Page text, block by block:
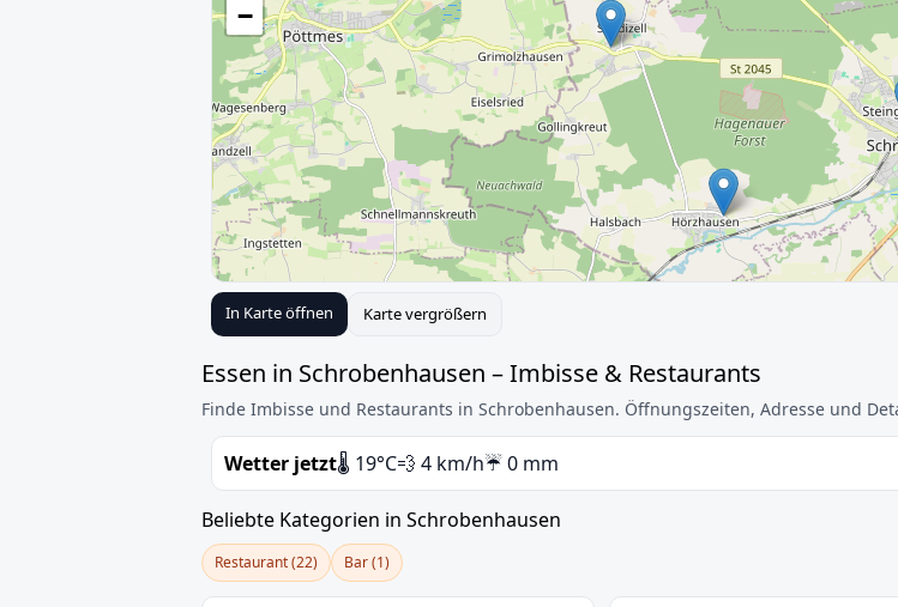
−
In Karte öffnen Karte vergrößern
Essen in Schrobenhausen – Imbisse & Restaurants
Finde Imbisse und Restaurants in Schrobenhausen. Öffnungszeiten, Adresse und
Wetter jetzt🌡️ 19°C💨 4 km/h☔ 0 mm
Beliebte Kategorien in Schrobenhausen
Restaurant (22) Bar (1)